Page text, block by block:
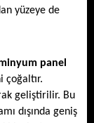
yüzeye de
panel
çoğaltır.
geliştirilir. Bu
dışında geniş